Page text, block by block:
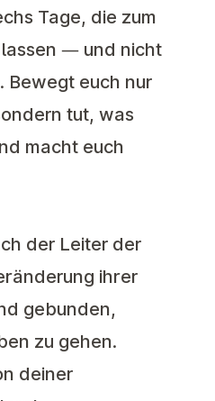
Tage, die zum
lassen — und nicht
Bewegt euch nur
tut, was
macht euch
der Leiter der
ihrer
gebunden,
zu gehen.
deiner